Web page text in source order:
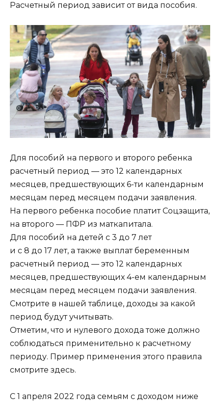
Расчетный период зависит от вида пособия.
Для пособий на первого и второго ребенка
расчетный период — это 12 календарных
месяцев, предшествующих 6-ти календарным
месяцам перед месяцем подачи заявления.
На первого ребенка пособие платит Соцзащита,
на второго — ПФР из маткапитала.
Для пособий на детей с 3 до 7 лет
и с 8 до 17 лет, а также выплат беременным
расчетный период — это 12 календарных
месяцев, предшествующих 4-ем календарным
месяцам перед месяцем подачи заявления.
Смотрите в нашей таблице, доходы за какой
период будут учитывать.
Отметим, что и нулевого дохода тоже должно
соблюдаться применительно к расчетному
периоду. Пример применения этого правила
смотрите здесь.
С 1 апреля 2022 года семьям с доходом ниже